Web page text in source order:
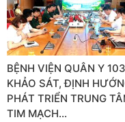
BỆNH VIỆN QUÂN Y 103
KHẢO SÁT, ĐỊNH
PHÁT TRIỂN TRUNG
TIM MẠCH…